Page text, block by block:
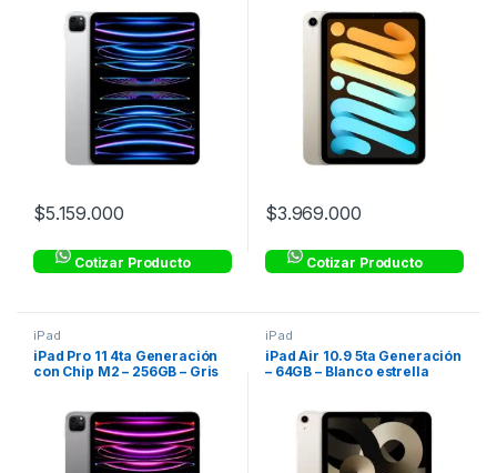
$5.159.000
Cotizar Producto
$3.969.000
Cotizar Producto
iPad
iPad Pro 11 4ta Generación
con Chip M2 – 256GB – Gris
iPad
iPad Air 10.9 5ta Generación
– 64GB – Blanco estrella